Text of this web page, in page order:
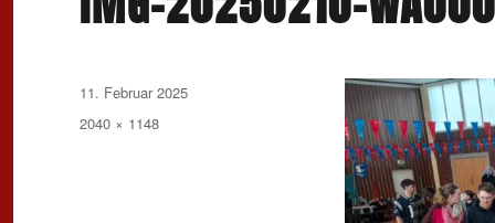
Veröffentlicht
am
11. Februar 2025
Originalgröße
2040 × 1148